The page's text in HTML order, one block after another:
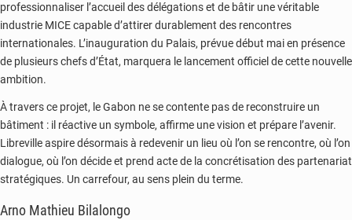
professionnaliser l’accueil des délégations et de bâtir une véritable
industrie MICE capable d’attirer durablement des rencontres
internationales. L’inauguration du Palais, prévue début mai en présence
de plusieurs chefs d’État, marquera le lancement officiel de cette nouvelle
ambition.
À travers ce projet, le Gabon ne se contente pas de reconstruire un
bâtiment : il réactive un symbole, affirme une vision et prépare l’avenir.
Libreville aspire désormais à redevenir un lieu où l’on se rencontre, où l’on
dialogue, où l’on décide et prend acte de la concrétisation des partenariat
stratégiques. Un carrefour, au sens plein du terme.
Arno Mathieu Bilalongo